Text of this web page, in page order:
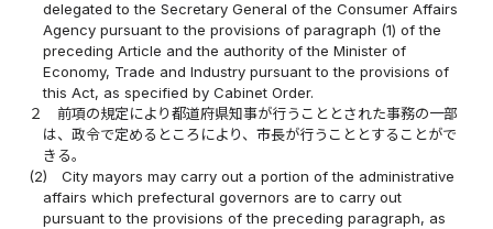
delegated to the Secretary General of the Consumer Affairs
Agency pursuant to the provisions of paragraph (1) of the
preceding Article and the authority of the Minister of
Economy, Trade and Industry pursuant to the provisions of
this Act, as specified by Cabinet Order.
２
前項の規定により都道府県知事が行うこととされた事務の一部
は、政令で定めるところにより、市長が行うこととすることがで
きる。
(2)
City mayors may carry out a portion of the administrative
affairs which prefectural governors are to carry out
pursuant to the provisions of the preceding paragraph, as